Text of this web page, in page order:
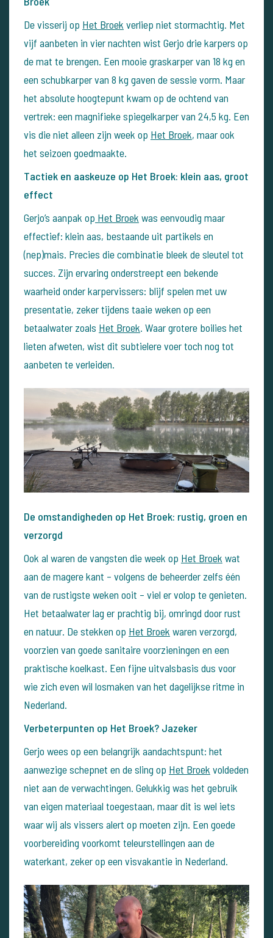
De visserij op Het Broek verliep niet stormachtig. Met
vijf aanbeten in vier nachten wist Gerjo drie karpers op
de mat te brengen. Een mooie graskarper van 18 kg en
een schubkarper van 8 kg gaven de sessie vorm. Maar
het absolute hoogtepunt kwam op de ochtend van
vertrek: een magnifieke spiegelkarper van 24,5 kg. Een
vis die niet alleen zijn week op Het Broek, maar ook
het seizoen goedmaakte.
Tactiek en aaskeuze op Het Broek: klein aas, groot
effect
Gerjo’s aanpak op Het Broek was eenvoudig maar
effectief: klein aas, bestaande uit partikels en
(nep)mais. Precies die combinatie bleek de sleutel tot
succes. Zijn ervaring onderstreept een bekende
waarheid onder karpervissers: blijf spelen met uw
presentatie, zeker tijdens taaie weken op een
betaalwater zoals Het Broek. Waar grotere boilies het
lieten afweten, wist dit subtielere voer toch nog tot
aanbeten te verleiden.
De omstandigheden op Het Broek: rustig, groen en
verzorgd
Ook al waren de vangsten die week op Het Broek wat
aan de magere kant – volgens de beheerder zelfs één
van de rustigste weken ooit – viel er volop te genieten.
Het betaalwater lag er prachtig bij, omringd door rust
en natuur. De stekken op Het Broek waren verzorgd,
voorzien van goede sanitaire voorzieningen en een
praktische koelkast. Een fijne uitvalsbasis dus voor
wie zich even wil losmaken van het dagelijkse ritme in
Nederland.
Verbeterpunten op Het Broek? Jazeker
Gerjo wees op een belangrijk aandachtspunt: het
aanwezige schepnet en de sling op Het Broek voldeden
niet aan de verwachtingen. Gelukkig was het gebruik
van eigen materiaal toegestaan, maar dit is wel iets
waar wij als vissers alert op moeten zijn. Een goede
voorbereiding voorkomt teleurstellingen aan de
waterkant, zeker op een visvakantie in Nederland.